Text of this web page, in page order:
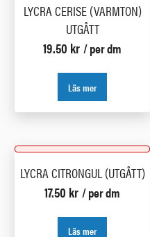
LYCRA CERISE (VARMTON)
UTGÅTT
19.50 kr / per dm
Läs mer
LYCRA CITRONGUL (UTGÅTT)
17.50 kr / per dm
Läs mer